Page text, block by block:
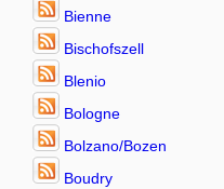
Bienne
Bischofszell
Blenio
Bologne
Bolzano/Bozen
Boudry